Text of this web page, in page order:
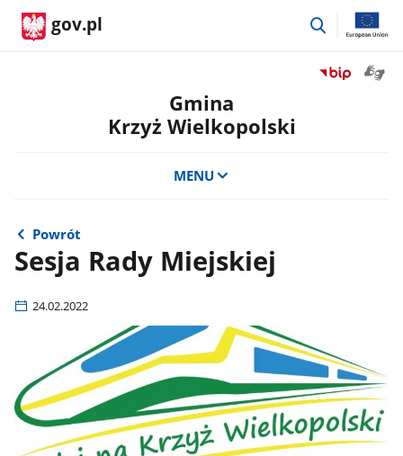
gov.pl
przejdź
Przejdź
Gmina
Krzyż Wielkopolski
MENU
Powrót
Sesja Rady Miejskiej
24.02.2022